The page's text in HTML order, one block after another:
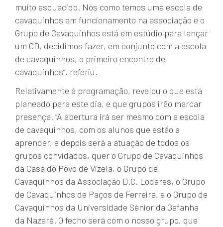
muito esquecido. Nós como temos uma escola de
cavaquinhos em funcionamento na associação e o
Grupo de Cavaquinhos está em estúdio para lançar
um CD, decidimos fazer, em conjunto com a escola
de cavaquinhos, o primeiro encontro de
cavaquinhos”, referiu.
Relativamente à programação, revelou o que está
planeado para este dia, e que grupos irão marcar
presença. “A abertura irá ser mesmo com a escola
de cavaquinhos, com os alunos que estão a
aprender, e depois será a atuação de todos os
grupos convidados, quer o Grupo de Cavaquinhos
da Casa do Povo de Vizela, o Grupo de
Cavaquinhos da Associação D.C. Lodares, o Grupo
de Cavaquinhos de Paços de Ferreira, e o Grupo de
Cavaquinhos da Universidade Sénior da Gafanha
da Nazaré. O fecho será com o nosso grupo, que